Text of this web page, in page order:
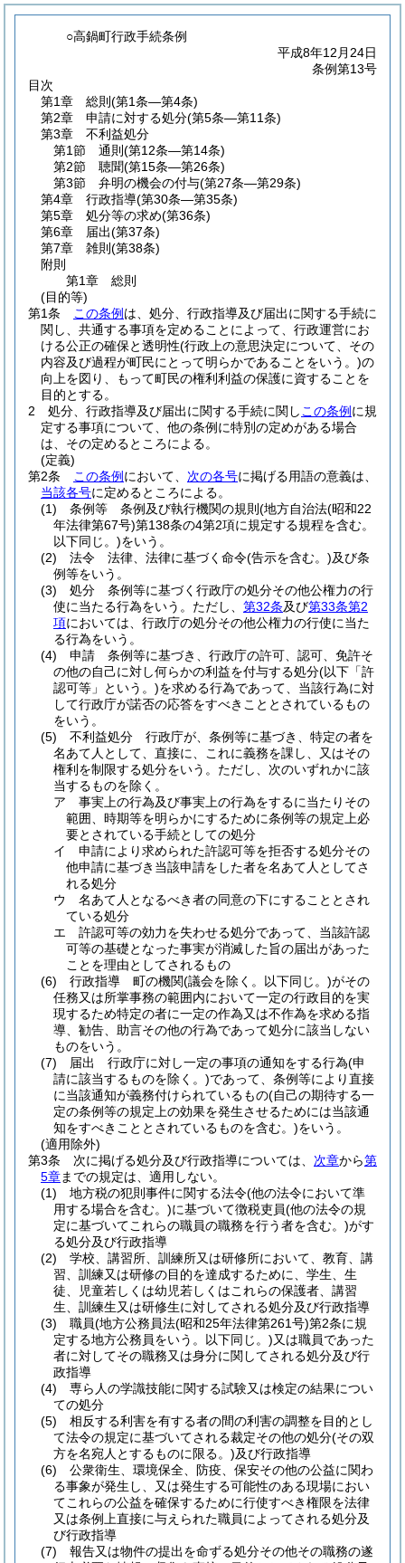
○高鍋町行政手続条例
平成8年12月24日
条例第13号
目次
第1章
総則 (第1条―第4条)
第2章
申請に対する処分(第5条―第11条)
第3章
不利益処分
第1節
通則 (第12条―第14条)
第2節
聴聞(第15条―第26条)
第3節
弁明の機会の付与(第27条―第29条)
第4章
行政指導(第30条―第35条)
第5章
処分等の求め(第36条)
第6章
届出(第37条)
第7章
雑則 (第38条)
附則
第1章
総則
(目的等)
第1条
この条例 は、処分、行政指導及び届出に関する手続に
関し、共通する事項を定めることによって、行政運営にお
ける公正の確保と透明性(行政上の意思決定について、その
内容及び過程が町民にとって明らかであることをいう。)の
向上を図り、もって町民の権利利益の保護に資することを
目的とする。
2
処分、行政指導及び届出に関する手続に関し この条例 に規
定する事項について、他の条例に特別の定めがある場合
は、その定めるところによる。
(定義)
第2条
この条例 において、 次の各号に掲げる用語の意義は、
当該各号に定めるところによる。
(1)
条例等 条例及び執行機関の規則 (地方自治法(昭和22
年法律第67号)第138条の4第2項に規定する規程を含む。
以下同じ。)をいう。
(2)
法令 法律、法律に基づく命令(告示を含む。)及び条
例等をいう。
(3)
処分 条例等に基づく行政庁の処分その他公権力の行
使に当たる行為をいう。 ただし、 第32条及び第33条第2
項においては、行政庁の処分その他公権力の行使に当た
る行為をいう。
(4)
申請 条例等に基づき、行政庁の許可、認可、免許そ
の他の自己に対し何らかの利益を付与する処分(以下「許
認可等」という。)を求める行為であって、当該行為に対
して行政庁が諾否の応答をすべきこととされているもの
をいう。
(5)
不利益処分 行政庁が、条例等に基づき、特定の者を
名あて人として、直接に、これに義務を課し、又はその
権利を制限する処分をいう。 ただし、次のいずれかに該
当するものを除く。
ア
事実上の行為及び事実上の行為をするに当たりその
範囲、時期等を明らかにするために条例等の規定上必
要とされている手続としての処分
イ
申請により求められた許認可等を拒否する処分その
他申請に基づき当該申請をした者を名あて人としてさ
れる処分
ウ
名あて人となるべき者の同意の下にすることとされ
ている処分
エ
許認可等の効力を失わせる処分であって、当該許認
可等の基礎となった事実が消滅した旨の届出があった
ことを理由としてされるもの
(6)
行政指導 町の機関(議会を除く。以下同じ。)がその
任務又は所掌事務の範囲内において一定の行政目的を実
現するため特定の者に一定の作為又は不作為を求める指
導、勧告、助言その他の行為であって処分に該当しない
ものをいう。
(7)
届出 行政庁に対し一定の事項の通知をする行為(申
請に該当するものを除く。)であって、条例等により直接
に当該通知が義務付けられているもの(自己の期待する一
定の条例等の規定上の効果を発生させるためには当該通
知をすべきこととされているものを含む。)をいう。
(適用除外)
第3条
次に掲げる処分及び行政指導については、 次章から第
5章までの規定は、適用しない。
(1)
地方税の犯則事件に関する法令(他の法令において準
用する場合を含む。)に基づいて徴税吏員(他の法令の規
定に基づいてこれらの職員の職務を行う者を含む。)がす
る処分及び行政指導
(2)
学校、講習所、訓練所又は研修所において、教育、講
習、訓練又は研修の目的を達成するために、学生、生
徒、児童若しくは幼児若しくはこれらの保護者、講習
生、訓練生又は研修生に対してされる処分及び行政指導
(3)
職員(地方公務員法(昭和25年法律第261号)第2条に規
定する地方公務員をいう。以下同じ。)又は職員であった
者に対してその職務又は身分に関してされる処分及び行
政指導
(4)
専ら人の学識技能に関する試験又は検定の結果につい
ての処分
(5)
相反する利害を有する者の間の利害の調整を目的とし
て法令の規定に基づいてされる裁定その他の処分(その双
方を名宛人とするものに限る。)及び行政指導
(6)
公衆衛生、環境保全、防疫、保安その他の公益に関わ
る事象が発生し、又は発生する可能性のある現場におい
てこれらの公益を確保するために行使すべき権限を法律
又は条例上直接に与えられた職員によってされる処分及
び行政指導
(7)
報告又は物件の提出を命ずる処分その他その職務の遂